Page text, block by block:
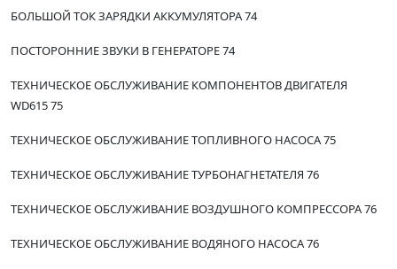
БОЛЬШОЙ ТОК ЗАРЯДКИ АККУМУЛЯТОРА 74
ПОСТОРОННИЕ ЗВУКИ В ГЕНЕРАТОРЕ 74
ТЕХНИЧЕСКОЕ ОБСЛУЖИВАНИЕ КОМПОНЕНТОВ ДВИГАТЕЛЯ
WD615 75
ТЕХНИЧЕСКОЕ ОБСЛУЖИВАНИЕ ТОПЛИВНОГО НАСОСА 75
ТЕХНИЧЕСКОЕ ОБСЛУЖИВАНИЕ ТУРБОНАГНЕТАТЕЛЯ 76
ТЕХНИЧЕСКОЕ ОБСЛУЖИВАНИЕ ВОЗДУШНОГО КОМПРЕССОРА 76
ТЕХНИЧЕСКОЕ ОБСЛУЖИВАНИЕ ВОДЯНОГО НАСОСА 76